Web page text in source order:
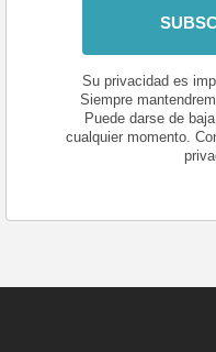
Su privacidad es
Siempre
Puede darse de
cualquier momento.